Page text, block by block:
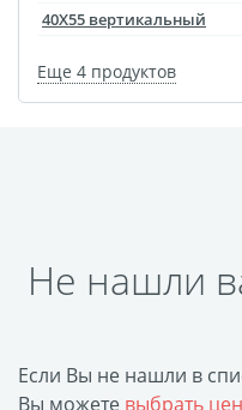
багете
Холст на пенокартоне
пластике
Самоклеящийся винил
40Х55 вертикальный
Еще 4 продуктов
Не нашли
Если Вы не нашли в
Вы можете выбрать